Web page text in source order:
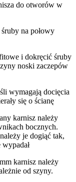
do otworów w
na połowy
i dokręcić śruby
noski zaczepów
wymagają docięcia
się o ścianę
karnisz należy
bocznych.
je dogiąć tak,
karnisz należy
od szyny.